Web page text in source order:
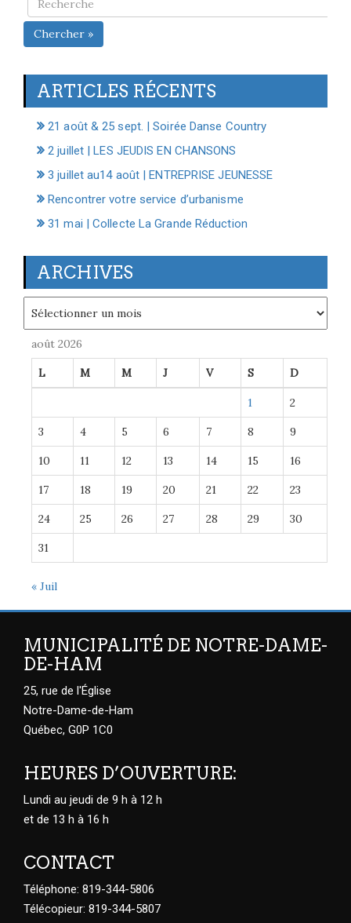
Chercher »
ARTICLES RÉCENTS
21 août & 25 sept. | Soirée Danse Country
2 juillet | LES JEUDIS EN CHANSONS
3 juillet au14 août | ENTREPRISE JEUNESSE
Rencontrer votre service d’urbanisme
31 mai | Collecte La Grande Réduction
ARCHIVES
août 2026
L M M J V S D
1 2
3 4 5 6 7 8 9
10 11 12 13 14 15 16
17 18 19 20 21 22 23
24 25 26 27 28 29 30
31
« Juil
MUNICIPALITÉ DE NOTRE-DAME-
DE-HAM
25, rue de l'Église
Notre-Dame-de-Ham
Québec, G0P 1C0
HEURES D’OUVERTURE:
Lundi au jeudi de 9 h à 12 h
et de 13 h à 16 h
CONTACT
Téléphone: 819-344-5806
Télécopieur: 819-344-5807